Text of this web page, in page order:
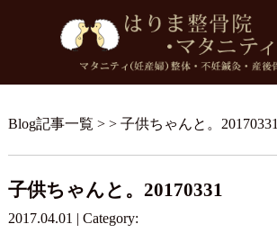
Blog記事一覧 > > 子供ちゃんと。20170331
子供ちゃんと。20170331
2017.04.01 | Category: